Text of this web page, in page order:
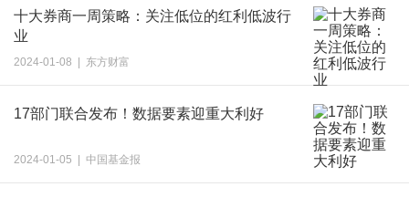
十大券商一周策略：关注低位的红利低波行
业
2024-01-08 | 东方财富
17部门联合发布！数据要素迎重大利好
2024-01-05 | 中国基金报